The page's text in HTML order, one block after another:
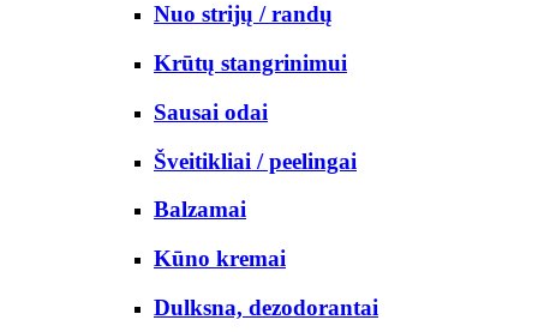
Nuo strijų / randų
Krūtų stangrinimui
Sausai odai
Šveitikliai / peelingai
Balzamai
Kūno kremai
Dulksna, dezodorantai